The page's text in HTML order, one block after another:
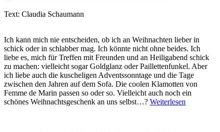
Text: Claudia Schaumann
Ich kann mich nie entscheiden, ob ich an Weihnachten lieber in
schick oder in schlabber mag. Ich könnte nicht ohne beides. Ich
liebe es, mich für Treffen mit Freunden und an Heiligabend schick
zu machen: vielleicht sogar Goldglanz oder Paillettenfunkel. Aber
ich liebe auch die kuscheligen Adventssonntage und die Tage
zwischen den Jahren auf dem Sofa. Die coolen Klamotten von
Femme de Marin passen so oder so. Vielleicht auch noch ein
schönes Weihnachtsgeschenk an uns selbst…? Weiterlesen